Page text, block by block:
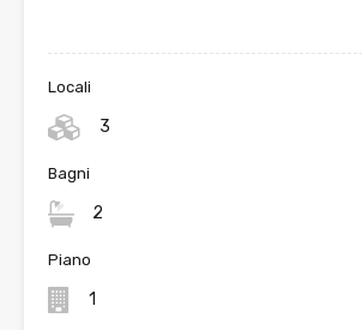
Locali
3
Bagni
2
Piano
1